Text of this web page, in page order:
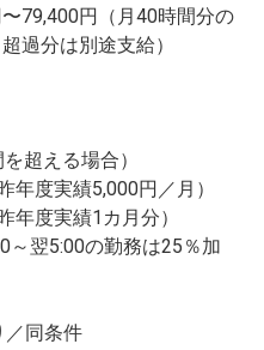
79,400円（月40時間分の
過分は別途支給）
超える場合）
年度実績5,000円／月）
年度実績1カ月分）
～翌5:00の勤務は25％加
／同条件